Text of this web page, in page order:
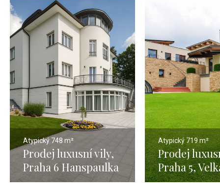
Atypický 748 m²
Prodej luxusní vily,
Praha 6 Hanspaulka
– 748 m2
Atypický719 m²
Prodej
Praha 5,
Chuchle -